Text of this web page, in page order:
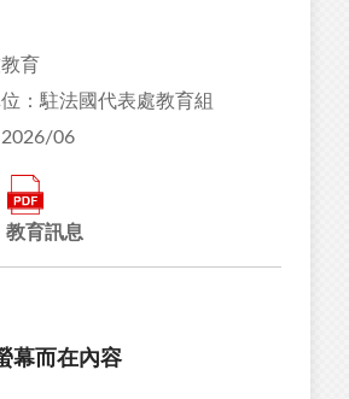
育
：駐法國代表處教育組
06
教育訊息
幕而在內容